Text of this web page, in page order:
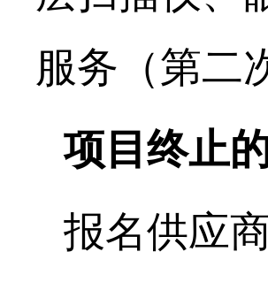
服务（第二
项目终止
报名供应